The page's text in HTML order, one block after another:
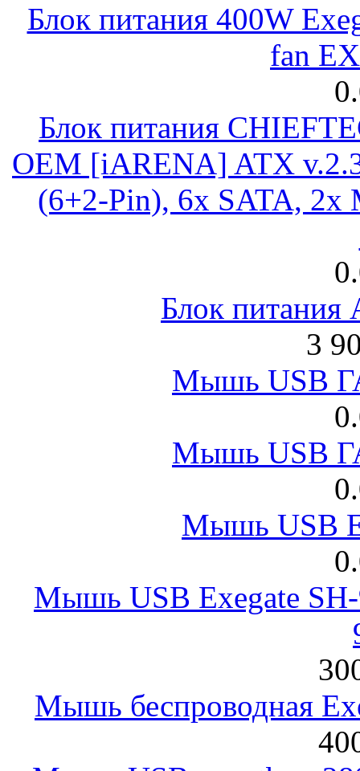
Блок питания 400W
fan
Блок питания
OEM [iARENA] ATX
(6+2-Pin), 6x SATA, 2x
Блок питания
3
Мышь USB
Мышь USB
Мышь USB
Мышь USB Exegate
Мышь беспроводная